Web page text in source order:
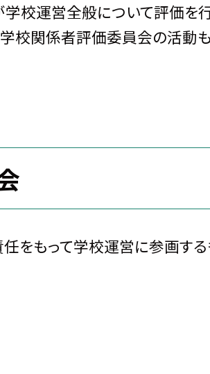
学校運営全般について評価を
学校関係者評価委員会の活動
をもって学校運営に参画す